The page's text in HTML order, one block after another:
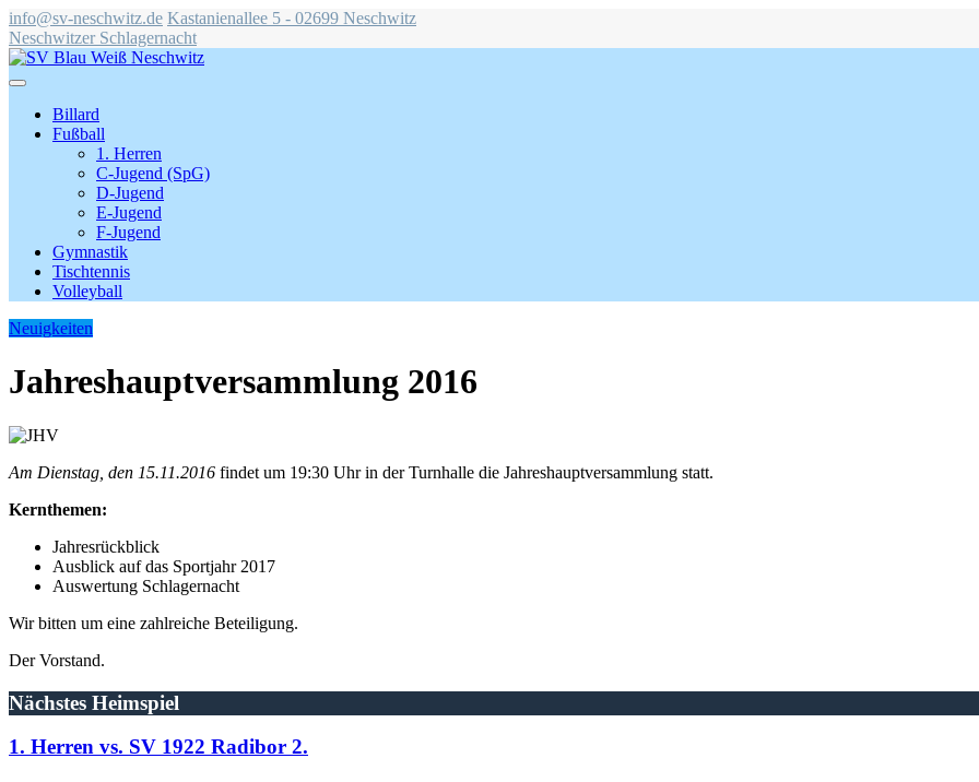
info@sv-neschwitz.de Kastanienallee 5 - 02699 Neschwitz
Neschwitzer Schlagernacht
Billard
Fußball
1. Herren
C-Jugend (SpG)
D-Jugend
E-Jugend
F-Jugend
Gymnastik
Tischtennis
Volleyball
Neuigkeiten
Jahreshauptversammlung 2016
Am Dienstag, den 15.11.2016 findet um 19:30 Uhr in der Turnhalle die Jahreshauptversammlung statt.
Kernthemen:
Jahresrückblick
Ausblick auf das Sportjahr 2017
Auswertung Schlagernacht
Wir bitten um eine zahlreiche Beteiligung.
Der Vorstand.
Nächstes Heimspiel
1. Herren vs. SV 1922 Radibor 2.